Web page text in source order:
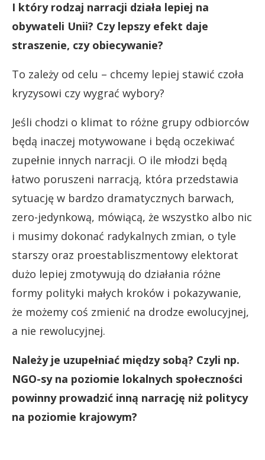
I który rodzaj narracji działa lepiej na
obywateli Unii? Czy lepszy efekt daje
straszenie, czy obiecywanie?
To zależy od celu – chcemy lepiej stawić czoła
kryzysowi czy wygrać wybory?
Jeśli chodzi o klimat to różne grupy odbiorców
będą inaczej motywowane i będą oczekiwać
zupełnie innych narracji. O ile młodzi będą
łatwo poruszeni narracją, która przedstawia
sytuację w bardzo dramatycznych barwach,
zero-jedynkową, mówiącą, że wszystko albo nic
i musimy dokonać radykalnych zmian, o tyle
starszy oraz proestabliszmentowy elektorat
dużo lepiej zmotywują do działania różne
formy polityki małych kroków i pokazywanie,
że możemy coś zmienić na drodze ewolucyjnej,
a nie rewolucyjnej.
Należy je uzupełniać między sobą? Czyli np.
NGO-sy na poziomie lokalnych społeczności
powinny prowadzić inną narrację niż politycy
na poziomie krajowym?